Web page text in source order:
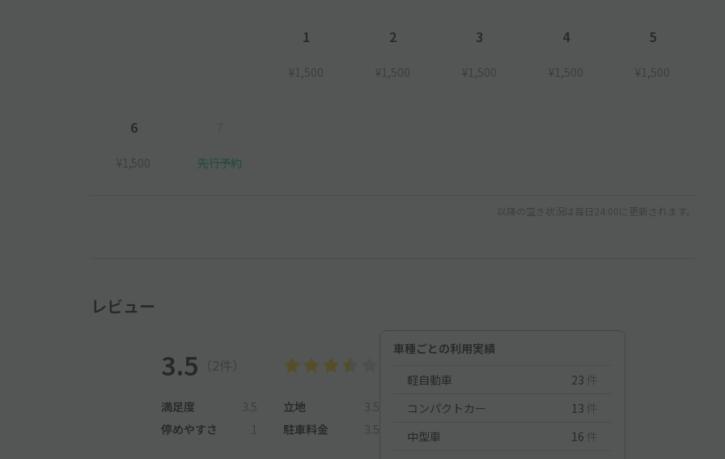
1
¥1,500
2
¥1,500
3
¥1,500
4
¥1,500
5
¥1,500
6
¥1,500 先行予約
以降の空き状況は毎日24:00に更新されます。
レビュー
3.5 （2件）
満足度 3.5 立地
3.5
停めやすさ
1 駐車料金 3.5
車種ごとの利用実績
軽自動車
23 件
コンパクトカー
13 件
中型車
16 件